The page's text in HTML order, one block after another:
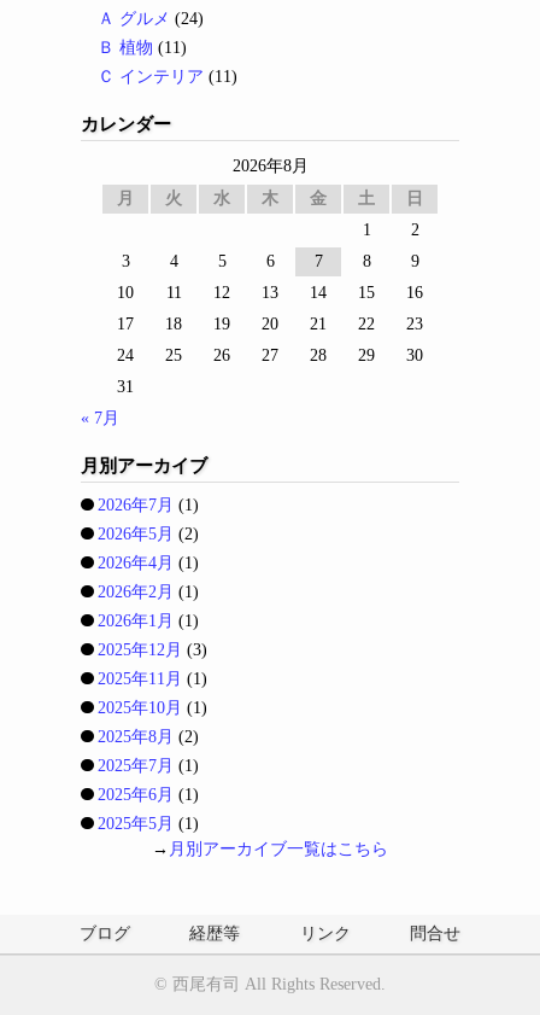
Ａ グルメ (24)
Ｂ 植物 (11)
Ｃ インテリア (11)
カレンダー
2026年8月
月
火 水 木 金 土
日
1
2
3
4 5 6 7 8
9
10
11 12 13 14 15
16
17
18 19 20 21 22
23
24
25 26 27 28 29
30
31
« 7月
月別アーカイブ
2026年7月 (1)
2026年5月 (2)
2026年4月 (1)
2026年2月 (1)
2026年1月 (1)
2025年12月 (3)
2025年11月 (1)
2025年10月 (1)
2025年8月 (2)
2025年7月 (1)
2025年6月 (1)
2025年5月 (1)
→ 月別アーカイブ一覧はこちら
ブログ 経歴等 リンク 問合せ
© 西尾有司 All Rights Reserved.